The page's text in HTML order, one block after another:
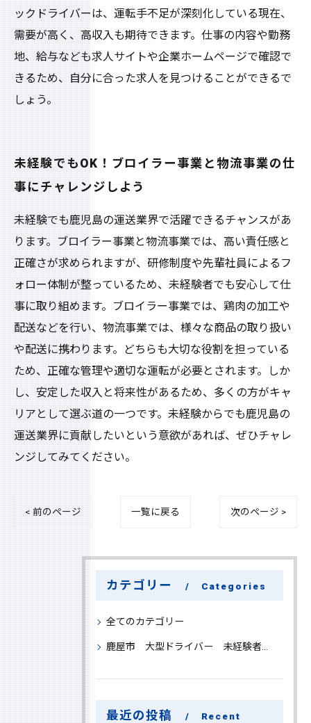
ックドライバーは、運転手不足が深刻化している現在、
需要が高く、高収入も期待できます。仕事の内容や勤務
地、給与なども求人サイトや企業ホームページで確認で
きるため、自分に合った求人を見つけることができるで
しょう。
未経験でもOK！ブロイラー事業と物流事業の仕
事にチャレンジしよう
未経験でも鹿児島の運送業界で活躍できるチャンスがあ
ります。ブロイラー事業と物流事業では、高い責任感と
正確さが求められますが、研修制度や先輩社員によるフ
ォロー体制が整っているため、未経験者でも安心して仕
事に取り組めます。ブロイラー事業では、鶏肉の加工や
配送などを行い、物流事業では、様々な商品の取り扱い
や配送に携わります。どちらも大切な役割を担っている
ため、正確な管理や適切な運転が必要とされます。しか
し、安定した収入と将来性があるため、多くの方がキャ
リアとして選ぶ道の一つです。未経験からでも鹿児島の
運送業界に貢献したいという意欲があれば、ぜひチャレ
ンジしてみてください。
< 前のページ 一覧に戻る 次のページ >
カテゴリー Categories
全てのカテゴリー
鹿屋市 大型ドライバー 未経験者 大募集
最近の投稿
Recent